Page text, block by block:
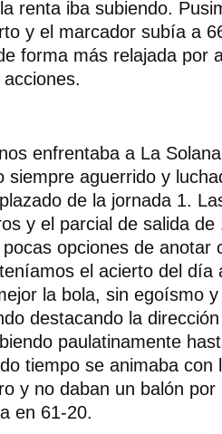
renta iba subiendo.
y el marcador subía a
forma más relajada por
enfrentaba a La
siempre aguerrido y
de la jornada 1.
y el parcial de salida
opciones de anotar
el acierto del día
la bola, sin egoísmo
destacando la
paulatinamente
tiempo se animaba con
y no daban un balón por
en 61-20.